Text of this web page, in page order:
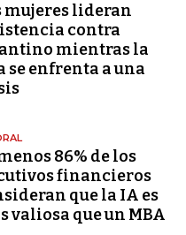
mujeres lideran
contra
mientras la
se enfrenta a una
86% de los
financieros
que la IA es
valiosa que un MBA